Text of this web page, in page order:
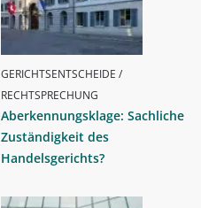
GERICHTSENTSCHEIDE /
RECHTSPRECHUNG
Aberkennungsklage: Sachliche
Zuständigkeit des
Handelsgerichts?